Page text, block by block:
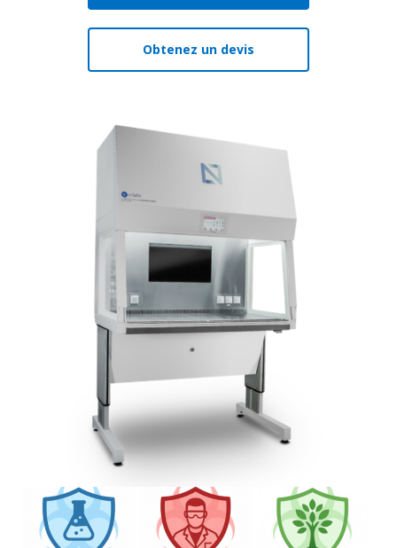
Obtenez un devis